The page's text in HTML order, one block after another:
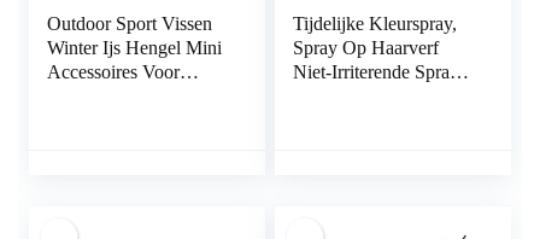
Outdoor Sport Vissen
Winter Ijs Hengel Mini
Accessoires Voor
Tijdelijke Kleurspray,
Spray Op Haarverf
Niet-Irriterende Spray